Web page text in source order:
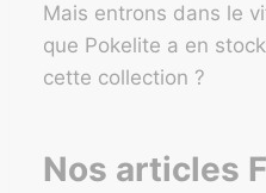
Mais entrons dans le
que Pokelite a en
cette collection ?
Nos articles